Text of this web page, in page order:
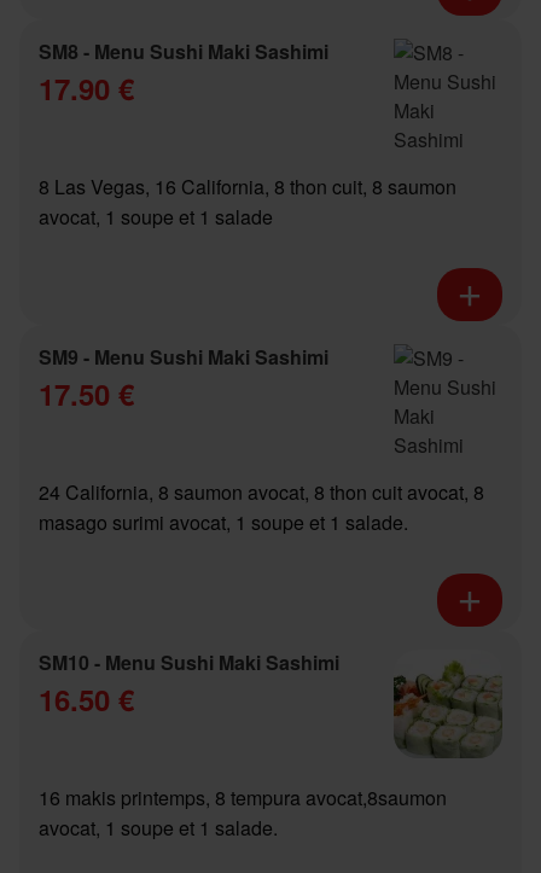
SM8 - Menu Sushi Maki Sashimi
17.90 €
8 Las Vegas, 16 California, 8 thon cuit, 8 saumon
avocat, 1 soupe et 1 salade
SM9 - Menu Sushi Maki Sashimi
17.50 €
24 California, 8 saumon avocat, 8 thon cuit avocat, 8
masago surimi avocat, 1 soupe et 1 salade.
SM10 - Menu Sushi Maki Sashimi
16.50 €
16 makis printemps, 8 tempura avocat,8saumon
avocat, 1 soupe et 1 salade.